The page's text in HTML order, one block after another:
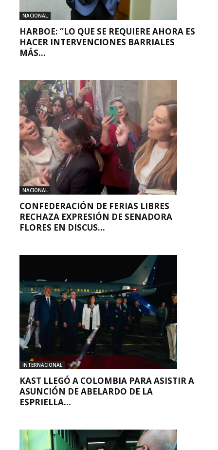
NACIONAL
HARBOE: “LO QUE SE REQUIERE AHORA ES
HACER INTERVENCIONES BARRIALES
MÁS...
NACIONAL
CONFEDERACIÓN DE FERIAS LIBRES
RECHAZA EXPRESIÓN DE SENADORA
FLORES EN DISCUS...
INTERNACIONAL
KAST LLEGÓ A COLOMBIA PARA ASISTIR A
ASUNCIÓN DE ABELARDO DE LA
ESPRIELLA...